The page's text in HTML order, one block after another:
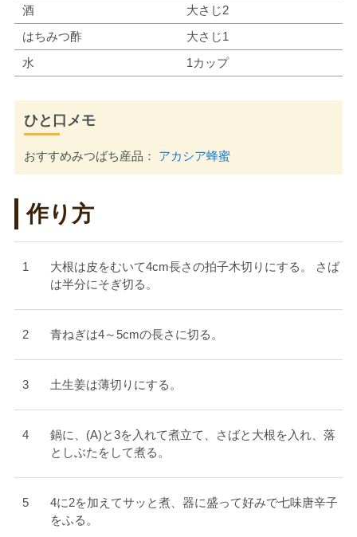
酒
大さじ2
はちみつ酢
大さじ1
水
1カップ
ひと口メモ
おすすめみつばち産品： アカシア蜂蜜
作り方
大根は皮をむいて4cm長さの拍子木切りにする。 さば
は半分にそぎ切る。
青ねぎは4～5cmの長さに切る。
土生姜は薄切りにする。
鍋に、(A)と3を入れて煮立て、さばと大根を入れ、落
としぶたをして煮る。
4に2を加えてサッと煮、器に盛って好みで七味唐辛子
をふる。